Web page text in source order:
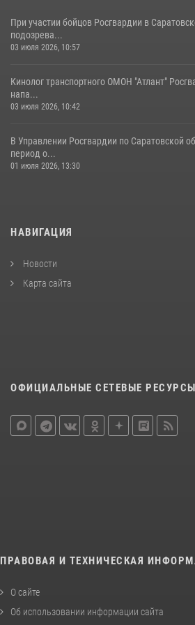
При участии бойцов Росгвардии в
подозрева...
03 июля 2026, 10:57
Кинолог транспортного ОМОН "Атлант"
напа...
03 июля 2026, 10:42
В Управлении Росгвардии по Саратовской
период о...
01 июля 2026, 13:30
НАВИГАЦИЯ
Новости
Карта сайта
ОФИЦИАЛЬНЫЕ СЕТЕВЫЕ РЕСУРСЫ
ПРАВОВАЯ И ТЕХНИЧЕСКАЯ
О сайте
Об использовании информации сайта